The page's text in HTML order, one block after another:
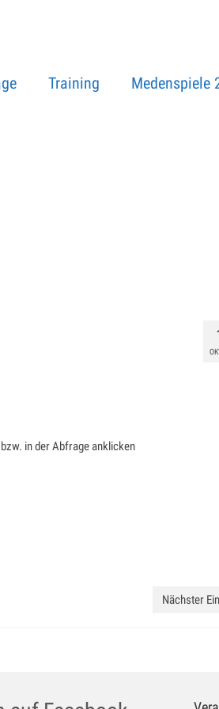
Training Medenspiele
in der Abfrage anklicken
Nächster